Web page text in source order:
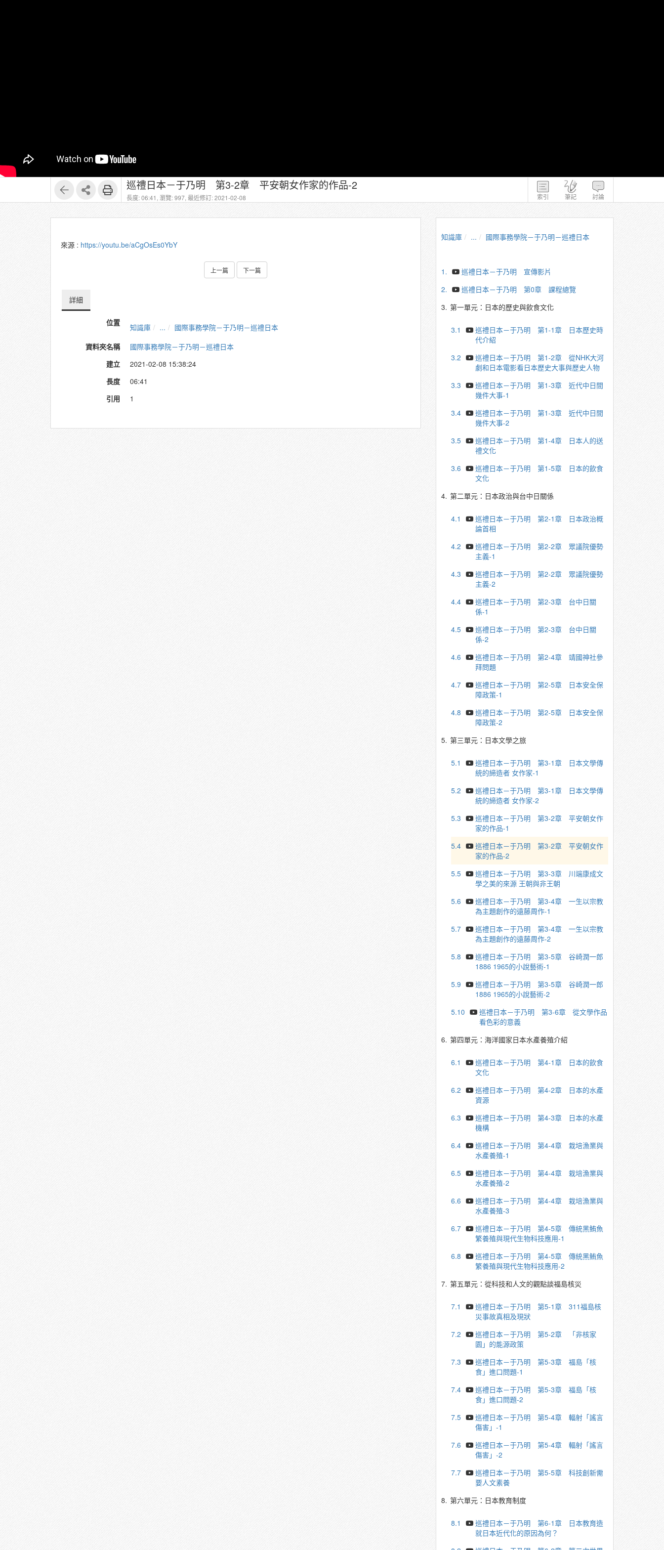
索引 筆記 討論
巡禮日本－于乃明 第3-2章 平安朝女作家的作品-2
長度: 06:41, 瀏覽: 997, 最近修訂: 2021-02-08
來源 : https://youtu.be/aCgOsEs0YbY
上一篇 下一篇
詳細
位置 知識庫 ...
國際事務學院－于乃明－巡禮日本
資料夾名稱
國際事務學院－于乃明－巡禮日本
建立
2021-02-08 15:38:24
長度
06:41
引用
1
知識庫 ... 國際事務學院－于乃明－巡禮日本
1.
巡禮日本－于乃明 宣傳影片
2.
巡禮日本－于乃明 第0章 課程總覽
3. 第一單元：日本的歷史與飲食文化
3.1
巡禮日本－于乃明 第1-1章 日本歷史時
代介紹
3.2
巡禮日本－于乃明 第1-2章 從NHK大河
劇和日本電影看日本歷史大事與歷史人物
3.3
巡禮日本－于乃明 第1-3章 近代中日間
幾件大事-1
3.4
巡禮日本－于乃明 第1-3章 近代中日間
幾件大事-2
3.5
巡禮日本－于乃明 第1-4章 日本人的送
禮文化
3.6
巡禮日本－于乃明 第1-5章 日本的飲食
文化
4. 第二單元：日本政治與台中日關係
4.1
巡禮日本－于乃明 第2-1章 日本政治概
論首相
4.2
巡禮日本－于乃明 第2-2章 眾議院優勢
主義-1
4.3
巡禮日本－于乃明 第2-2章 眾議院優勢
主義-2
4.4
巡禮日本－于乃明 第2-3章 台中日關
係-1
4.5
巡禮日本－于乃明 第2-3章 台中日關
係-2
4.6
巡禮日本－于乃明 第2-4章 靖國神社參
拜問題
4.7
巡禮日本－于乃明 第2-5章 日本安全保
障政策-1
4.8
巡禮日本－于乃明 第2-5章 日本安全保
障政策-2
5. 第三單元：日本文學之旅
5.1
巡禮日本－于乃明 第3-1章 日本文學傳
統的締造者 女作家-1
5.2
巡禮日本－于乃明 第3-1章 日本文學傳
統的締造者 女作家-2
5.3
巡禮日本－于乃明 第3-2章 平安朝女作
家的作品-1
5.4
巡禮日本－于乃明 第3-2章 平安朝女作
家的作品-2
5.5
巡禮日本－于乃明 第3-3章 川端康成文
學之美的來源 王朝與非王朝
5.6
巡禮日本－于乃明 第3-4章 一生以宗教
為主題創作的遠藤周作-1
5.7
巡禮日本－于乃明 第3-4章 一生以宗教
為主題創作的遠藤周作-2
5.8
巡禮日本－于乃明 第3-5章 谷崎潤一郎
1886 1965的小說藝術-1
5.9
巡禮日本－于乃明 第3-5章 谷崎潤一郎
1886 1965的小說藝術-2
5.10
巡禮日本－于乃明 第3-6章 從文學作品
看色彩的意義
6. 第四單元：海洋國家日本水產養殖介紹
6.1
巡禮日本－于乃明 第4-1章 日本的飲食
文化
6.2
巡禮日本－于乃明 第4-2章 日本的水產
資源
6.3
巡禮日本－于乃明 第4-3章 日本的水產
機構
6.4
巡禮日本－于乃明 第4-4章 栽培漁業與
水產養殖-1
6.5
巡禮日本－于乃明 第4-4章 栽培漁業與
水產養殖-2
6.6
巡禮日本－于乃明 第4-4章 栽培漁業與
水產養殖-3
6.7
巡禮日本－于乃明 第4-5章 傳統黑鮪魚
繁養殖與現代生物科技應用-1
6.8
巡禮日本－于乃明 第4-5章 傳統黑鮪魚
繁養殖與現代生物科技應用-2
7. 第五單元：從科技和人文的觀點談福島核災
7.1
巡禮日本－于乃明 第5-1章 311福島核
災事故真相及現狀
7.2
巡禮日本－于乃明 第5-2章 「非核家
園」的能源政策
7.3
巡禮日本－于乃明 第5-3章 福島「核
食」進口問題-1
7.4
巡禮日本－于乃明 第5-3章 福島「核
食」進口問題-2
7.5
巡禮日本－于乃明 第5-4章 輻射「謠言
傷害」-1
7.6
巡禮日本－于乃明 第5-4章 輻射「謠言
傷害」-2
7.7
巡禮日本－于乃明 第5-5章 科技創新需
要人文素養
8. 第六單元：日本教育制度
8.1
巡禮日本－于乃明 第6-1章 日本教育造
就日本近代化的原因為何？